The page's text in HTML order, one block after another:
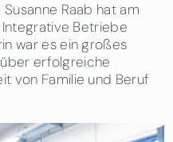
Raab hat am
Integrative Betriebe
war es ein großes
erfolgreiche
von Familie und Beruf